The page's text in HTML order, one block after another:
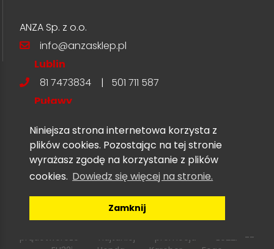
Niniejsza strona internetowa korzysta z
plików cookies. Pozostając na tej stronie
wyrażasz zgodę na korzystanie z plików
cookies. Dowiedz się więcej na stronie.
Zamknij
ANZA Sp. z o.o.
info@anzasklep.pl
Lublin
81 7473834 | 501 711 587
Puławy
Copyright © 2026 Anza Sp. z o.o. --- Agregaty
prądotwórcze --- najtaniej --- promocja --- EU22i ---